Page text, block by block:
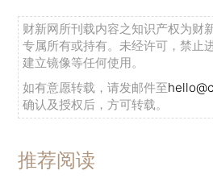
财新网所刊载内容之知识产权为财
专属所有或持有。未经许可，禁止
建立镜像等任何使用。
如有意愿转载，请发邮件至
确认及授权后，方可转载。
推荐阅读